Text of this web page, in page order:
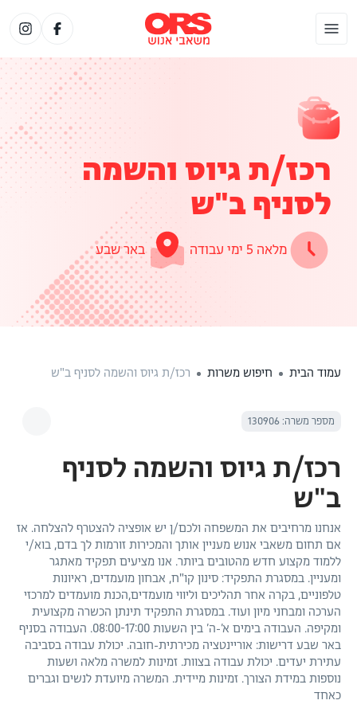
רכז/ת גיוס והשמה
לסניף ב"ש
מלאה 5 ימי עבודה באר שבע
עמוד הבית חיפוש משרות רכז/ת גיוס והשמה לסניף ב"ש
מספר משרה: 130906
רכז/ת גיוס והשמה לסניף
ב"ש
אנחנו מרחיבים את המשפחה ולכם/ן יש אופציה להצטרף להצלחה. אז
אם תחום משאבי אנוש מעניין אותך והמכירות זורמות לך בדם, בוא/י
ללמוד מקצוע חדש מהטובים ביותר. אנו מציעים תפקיד מאתגר
ומעניין. במסגרת התפקיד: סינון קו"ח, אבחון מועמדים, ראיונות
טלפוניים, בקרה אחר תהליכים וליווי מועמדים,הכנת מועמדים למרכזי
הערכה ומבחני מיון ועוד. במסגרת התפקיד תינתן הכשרה מקצועית
ומקיפה. העבודה בימים א’-ה’ בין השעות 08:00-17:00. העבודה בסניף
באר שבע דרישות: אוריינטציה מכירתית-חובה. יכולת עבודה בסביבה
עתירת יעדים. יכולת עבודה בצוות. זמינות למשרה מלאה ושעות
נוספות במידת הצורך. זמינות מיידית. המשרה מיועדת לנשים וגברים
כאחד